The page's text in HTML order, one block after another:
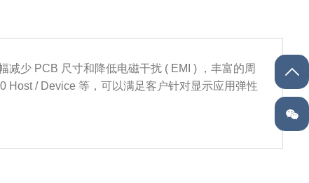
少 PCB 尺寸和降低电磁干扰 ( EMI ) ，丰富的周
Host / Device 等，可以满足客户针对显示应用弹性